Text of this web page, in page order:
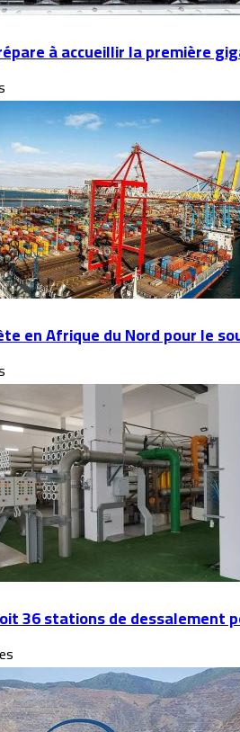
à accueillir la première
en Afrique du Nord pour le
36 stations de dessalement